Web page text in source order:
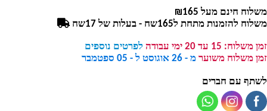
משלוח חינם מעל ₪165
משלוח להזמנות מתחת ל165שח - בעלות של 17שח
זמן משלוח:
לפרטים נוספים
זמן משלוח משוער מ - 26 אוגוסט ל - 05 ספטמבר
לשתף עם חברים